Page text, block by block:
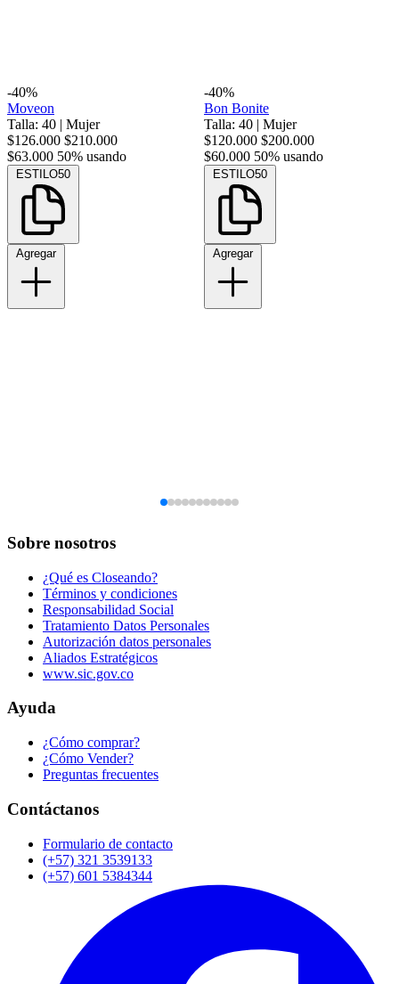
-40%
Moveon
Talla: 40 | Mujer
$126.000 $210.000
$63.000 50% usando
ESTILO50
Agregar
-40%
Bon Bonite
Talla: 40 | Mujer
$120.000 $200.000
$60.000 50% usando
ESTILO50
Agregar
Sobre nosotros
¿Qué es Closeando?
Términos y condiciones
Responsabilidad Social
Tratamiento Datos Personales
Autorización datos personales
Aliados Estratégicos
www.sic.gov.co
Ayuda
¿Cómo comprar?
¿Cómo Vender?
Preguntas frecuentes
Contáctanos
Formulario de contacto
(+57) 321 3539133
(+57) 601 5384344